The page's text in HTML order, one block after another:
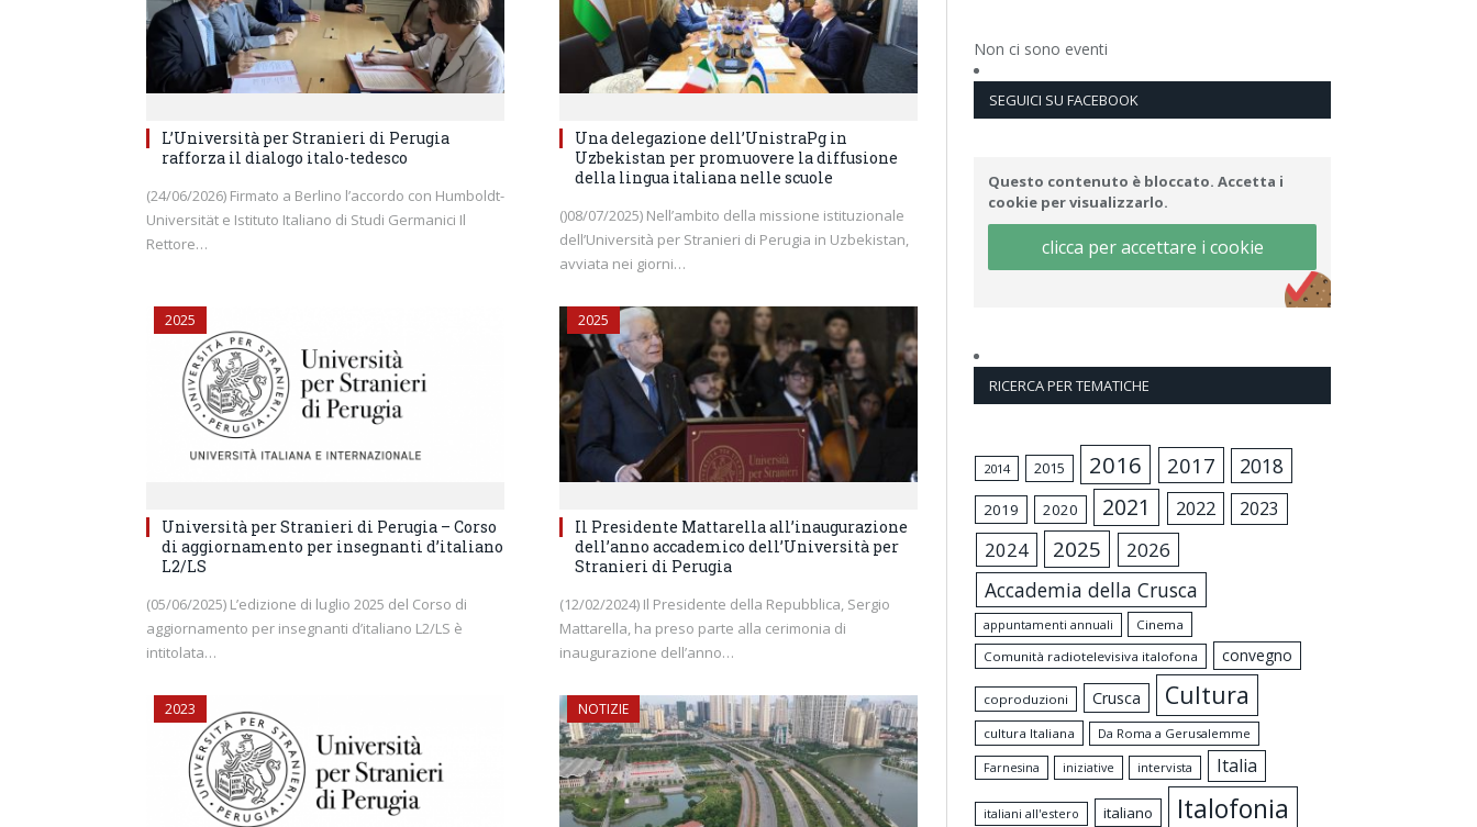
L’Università per Stranieri di Perugia
rafforza il dialogo italo-tedesco
(24/06/2026) Firmato a Berlino l’accordo con Humboldt-
Universität e Istituto Italiano di Studi Germanici Il
Rettore…
Una delegazione dell’UnistraPg in
Uzbekistan per promuovere la diffusione
della lingua italiana nelle scuole
()08/07/2025) Nell’ambito della missione istituzionale
dell’Università per Stranieri di Perugia in Uzbekistan,
avviata nei giorni…
2025
Università per Stranieri di Perugia – Corso
di aggiornamento per insegnanti d’italiano
L2/LS
(05/06/2025) L’edizione di luglio 2025 del Corso di
aggiornamento per insegnanti d’italiano L2/LS è
intitolata…
2025
Il Presidente Mattarella all’inaugurazione
dell’anno accademico dell’Università per
Stranieri di Perugia
(12/02/2024) Il Presidente della Repubblica, Sergio
Mattarella, ha preso parte alla cerimonia di
inaugurazione dell’anno…
2023 NOTIZIE
Non ci sono eventi
SEGUICI SU FACEBOOK
Questo contenuto è bloccato. Accetta i
cookie per visualizzarlo.
clicca per accettare i cookie
RICERCA PER TEMATICHE
2014 2015 2016 2017 2018
2019 2020 2021 2022 2023
2024 2025 2026
Accademia della Crusca
appuntamenti annuali
Cinema
Comunità radiotelevisiva italofona
convegno
coproduzioni Crusca Cultura
cultura Italiana Da Roma a Gerusalemme
Farnesina iniziative intervista Italia
italiani all'estero italiano Italofonia